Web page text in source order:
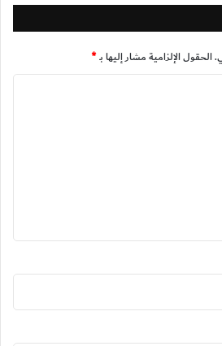
الحقول الإلزامية مشار إليها بـ*